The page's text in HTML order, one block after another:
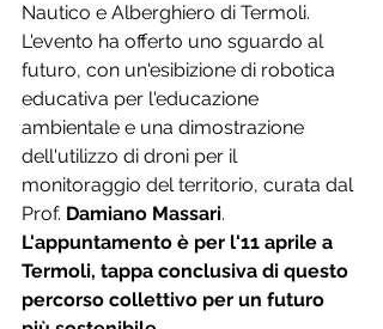
Nautico e Alberghiero di Termoli.
L'evento ha offerto uno sguardo al
futuro, con un'esibizione di robotica
educativa per l'educazione
ambientale e una dimostrazione
dell'utilizzo di droni per il
monitoraggio del territorio, curata dal
Prof. Damiano Massari.
L'appuntamento è per l'11 aprile a
Termoli, tappa conclusiva di questo
percorso collettivo per un futuro